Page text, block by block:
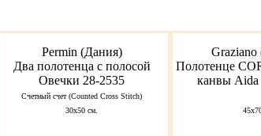
Permin (Дания)
Два полотенца с полосой
Овечки 28-2535
Счетный счет (Counted Cross Stitch)
30х50 см.
Полотенце
канвы Aida